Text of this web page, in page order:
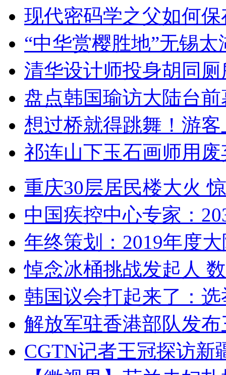
现代密码学之父如何
“中华赏樱胜地”无锡
清华设计师投身胡同
盘点韩国瑜访大陆台
想过桥就得跳舞！游客
祁连山下玉石画师用
重庆30层居民楼大火
中国疾控中心专家：
年终策划：2019年度
悼念冰桶挑战发起人
韩国议会打起来了：
解放军驻香港部队发
CGTN记者王冠探访新